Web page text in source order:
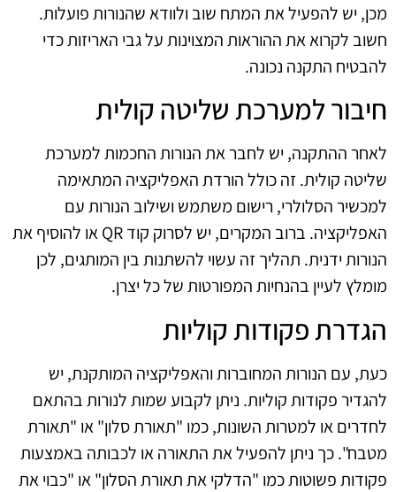
מכן, יש להפעיל את המתח שוב ולוודא שהנורות פועלות.
חשוב לקרוא את ההוראות המצוינות על גבי האריזות כדי
להבטיח התקנה נכונה.
חיבור למערכת שליטה קולית
לאחר ההתקנה, יש לחבר את הנורות החכמות למערכת
שליטה קולית. זה כולל הורדת האפליקציה המתאימה
למכשיר הסלולרי, רישום משתמש ושילוב הנורות עם
האפליקציה. ברוב המקרים, יש לסרוק קוד QR או להוסיף את
הנורות ידנית. תהליך זה עשוי להשתנות בין המותגים, לכן
מומלץ לעיין בהנחיות המפורטות של כל יצרן.
הגדרת פקודות קוליות
כעת, עם הנורות המחוברות והאפליקציה המותקנת, יש
להגדיר פקודות קוליות. ניתן לקבוע שמות לנורות בהתאם
לחדרים או למטרות השונות, כמו "תאורת סלון" או "תאורת
מטבח". כך ניתן להפעיל את התאורה או לכבותה באמצעות
פקודות פשוטות כמו "הדלקי את תאורת הסלון" או "כבוי את